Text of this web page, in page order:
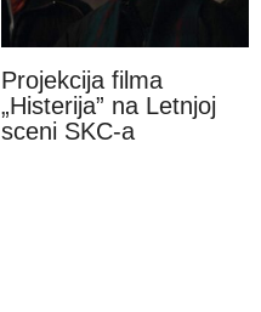
Projekcija filma
„Histerija” na Letnjoj
sceni SKC-a